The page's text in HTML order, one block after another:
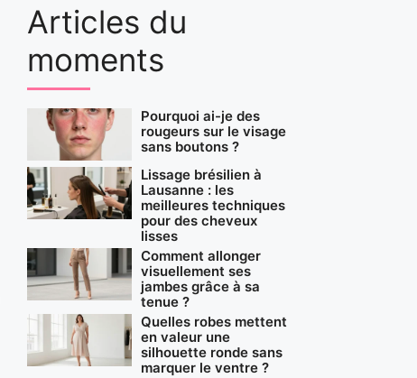
Articles du
moments
Pourquoi ai-je des
rougeurs sur le visage
sans boutons ?
Lissage brésilien à
Lausanne : les
meilleures techniques
pour des cheveux
lisses
Comment allonger
visuellement ses
jambes grâce à sa
tenue ?
Quelles robes mettent
en valeur une
silhouette ronde sans
marquer le ventre ?